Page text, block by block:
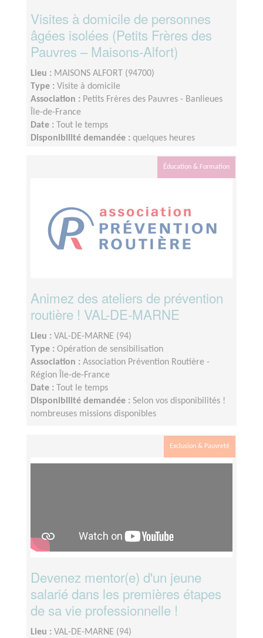
Visites à domicile de personnes
âgées isolées (Petits Frères des
Pauvres – Maisons-Alfort)
Lieu : MAISONS ALFORT (94700)
Type : Visite à domicile
Association : Petits Frères des Pauvres - Banlieues
Île-de-France
Date :
Tout le temps
Disponibilité demandée : quelques heures
Éducation & Formation
Animez des ateliers de prévention
routière ! VAL-DE-MARNE
Lieu : VAL-DE-MARNE (94)
Type : Opération de sensibilisation
Association : Association Prévention Routière -
Région Île-de-France
Date :
Tout le temps
Disponibilité demandée : Selon vos disponibilités !
nombreuses missions disponibles
Exclusion & Pauvreté
Devenez mentor(e) d'un jeune
salarié dans les premières étapes
de sa vie professionnelle !
Lieu : VAL-DE-MARNE (94)